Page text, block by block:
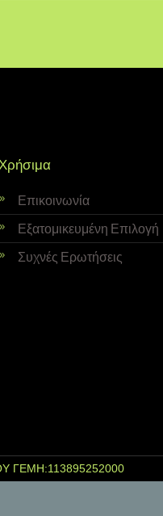
Χρήσιμα
Επικοινωνία
Εξατομικευμένη Επιλογή
Συχνές Ερωτήσεις
ΓΕΜΗ:113895252000